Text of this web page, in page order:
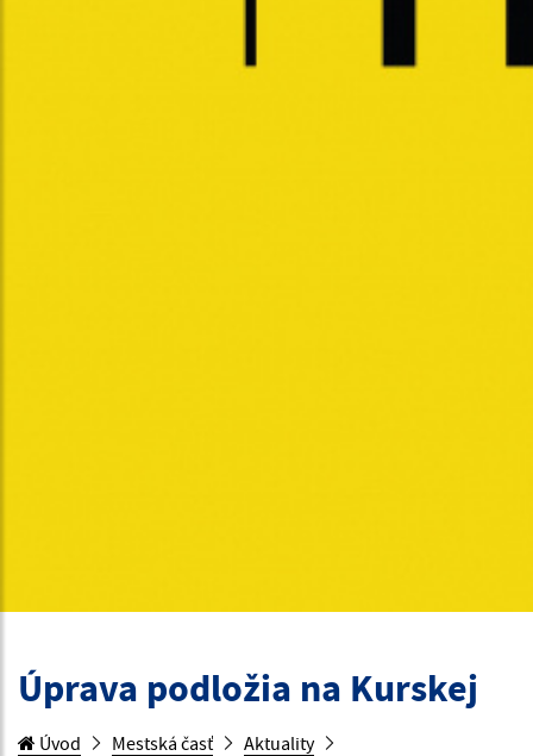
Úprava podložia na Kurskej
Úvod Mestská časť
Aktuality